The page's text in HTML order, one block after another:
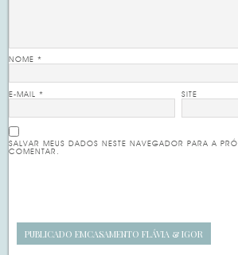
NOME*
E-MAIL* SITE
SALVAR MEUS DADOS NESTE NAVEGADOR PARA A
COMENTAR.
PUBLICADO EMCASAMENTO FLÁVIA & IGOR